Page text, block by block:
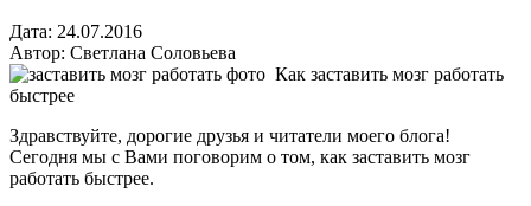
Дата: 24.07.2016
Автор: Светлана Соловьева
Как заставить мозг работать
быстрее
Здравствуйте, дорогие друзья и читатели моего блога!
Сегодня мы с Вами поговорим о том, как заставить мозг
работать быстрее.